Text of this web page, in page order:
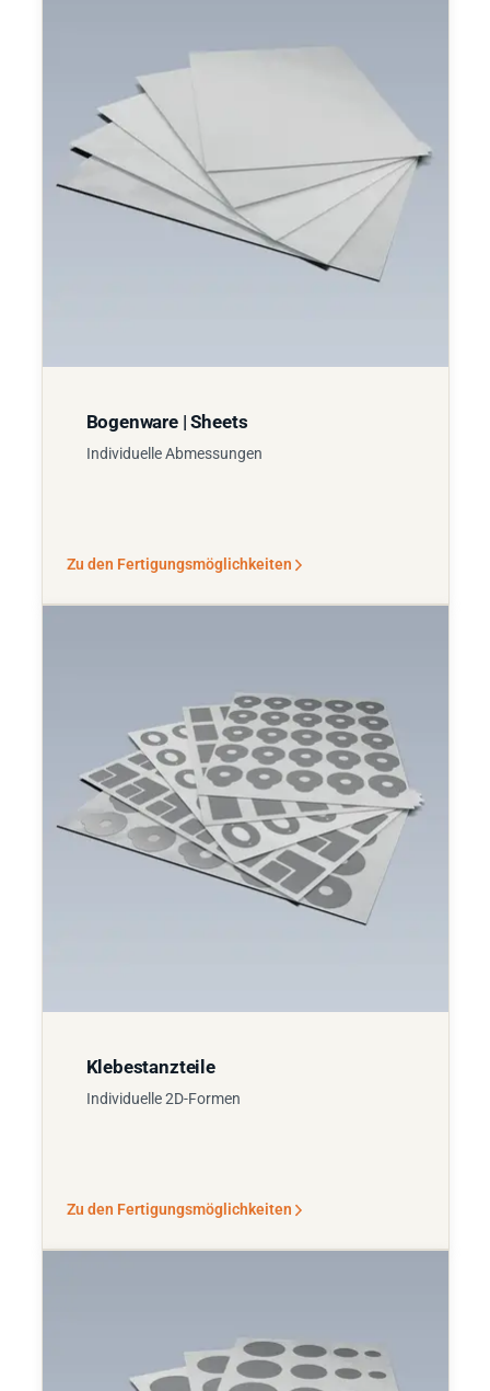
Bogenware | Sheets
Individuelle Abmessungen
Zu den Fertigungsmöglichkeiten
Klebestanzteile
Individuelle 2D-Formen
Zu den Fertigungsmöglichkeiten